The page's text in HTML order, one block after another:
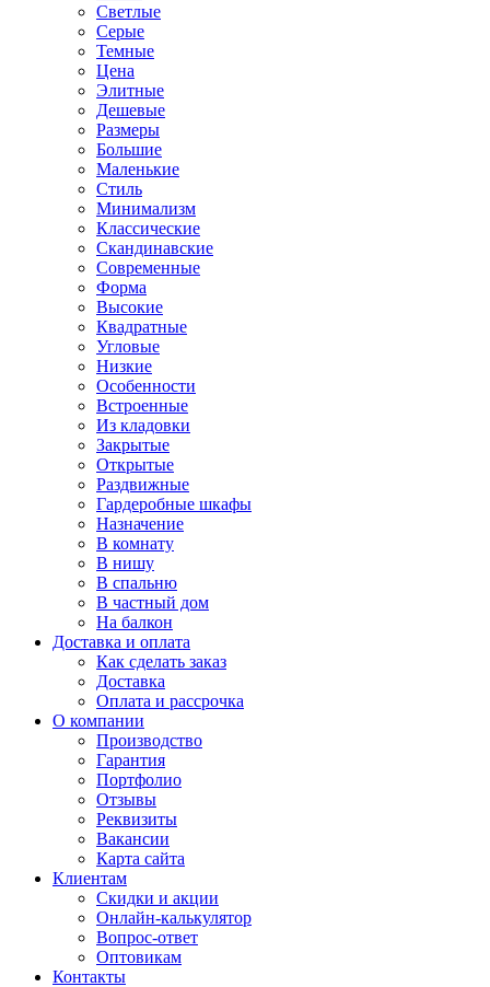
Светлые
Серые
Темные
Цена
Элитные
Дешевые
Размеры
Большие
Маленькие
Стиль
Минимализм
Классические
Скандинавские
Современные
Форма
Высокие
Квадратные
Угловые
Низкие
Особенности
Встроенные
Из кладовки
Закрытые
Открытые
Раздвижные
Гардеробные шкафы
Назначение
В комнату
В нишу
В спальню
В частный дом
На балкон
Доставка и оплата
Как сделать заказ
Доставка
Оплата и рассрочка
О компании
Производство
Гарантия
Портфолио
Отзывы
Реквизиты
Вакансии
Карта сайта
Клиентам
Скидки и акции
Онлайн-калькулятор
Вопрос-ответ
Оптовикам
Контакты